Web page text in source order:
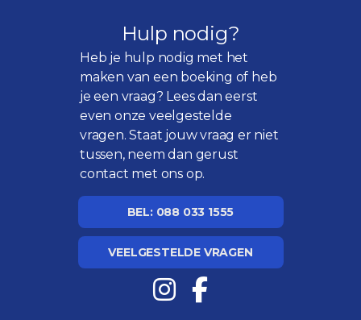
Hulp nodig?
Heb je hulp nodig met het
maken van een boeking of heb
je een vraag? Lees dan eerst
even onzeveelgestelde
vragen. Staat jouw vraag er niet
tussen, neem dan gerust
contact met ons op.
BEL: 088 033 1555
VEELGESTELDE VRAGEN